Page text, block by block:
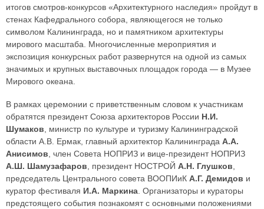
итогов смотров-конкурсов «Архитектурного наследия» пройдут в
стенах Кафедрального собора, являющегося не только
символом Калининграда, но и памятником архитектуры
мирового масштаба. Многочисленные мероприятия и
экспозиция конкурсных работ развернутся на одной из самых
значимых и крупных выставочных площадок города — в Музее
Мирового океана.
В рамках церемонии с приветственным словом к участникам
обратятся президент Союза архитекторов России Н.И.
Шумаков , министр по культуре и туризму Калининградской
области А.В. Ермак, главный архитектор Калининграда А.А.
Анисимов , член Совета НОПРИЗ и вице-президент НОПРИЗ
А.Ш. Шамузафаров , президент НОСТРОЙ А.Н. Глушков
председатель Центрального совета ВООПИиК А.Г. Демидов и
куратор фестиваля И.А. Маркина . Организаторы и кураторы
предстоящего события познакомят с основными положениями